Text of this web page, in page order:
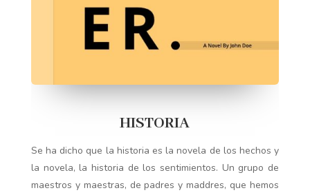
HISTORIA
Se ha dicho que la historia es la novela de los hechos y
la novela, la historia de los sentimientos. Un grupo de
maestros y maestras, de padres y maddres, que hemos